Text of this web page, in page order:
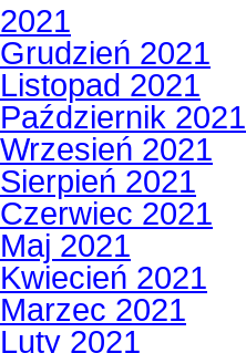
2021
Grudzień 2021
Listopad 2021
Październik 2021
Wrzesień 2021
Sierpień 2021
Czerwiec 2021
Maj 2021
Kwiecień 2021
Marzec 2021
Luty 2021